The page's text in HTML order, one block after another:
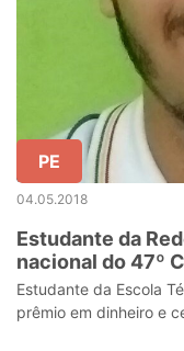
PE
04.05.2018
Estudante da
nacional do 47º
Redação de
Estudante da Escola
prêmio em dinheiro e